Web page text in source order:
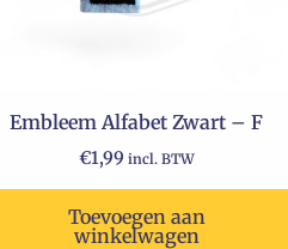
Embleem Alfabet Zwart – F
€1,99 incl. BTW
Toevoegen aan
winkelwagen